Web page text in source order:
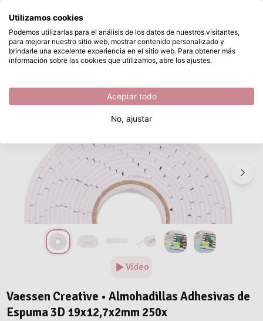
Saltar al contenido principal
Disponible desde stock Vaessen Creative • Almohadillas Adhesivas de Espuma 3D 19x12,7x2mm 250x
/ Cinta de espuma /
Vídeo
Vaessen Creative • Almohadillas Adhesivas de
Espuma 3D 19x12,7x2mm 250x
¿Qué estás buscando?
Utilizamos cookies
Podemos utilizarlas para el análisis de los datos de nuestros visitantes,
para mejorar nuestro sitio web, mostrar contenido personalizado y
brindarle una excelente experiencia en el sitio web. Para obtener más
información sobre las cookies que utilizamos, abre los ajustes.
Aceptar todo
No, ajustar